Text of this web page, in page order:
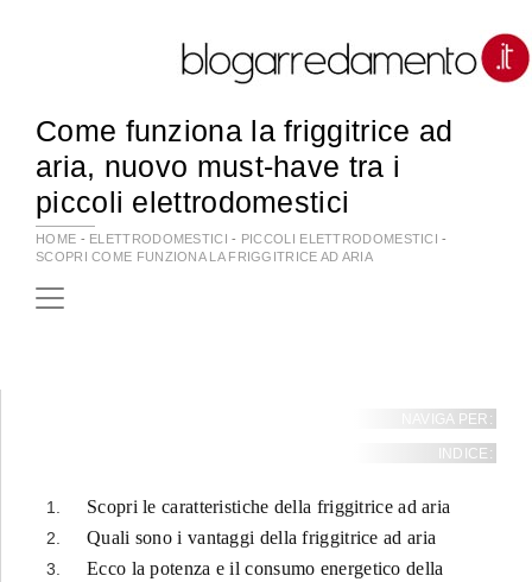
Come funziona la friggitrice ad
aria, nuovo must-have tra i
piccoli elettrodomestici
HOME - ELETTRODOMESTICI - PICCOLI ELETTRODOMESTICI -
SCOPRI COME FUNZIONA LA FRIGGITRICE AD ARIA
NAVIGA PER:
INDICE:
Scopri le caratteristiche della friggitrice ad aria
Quali sono i vantaggi della friggitrice ad aria
Ecco la potenza e il consumo energetico della